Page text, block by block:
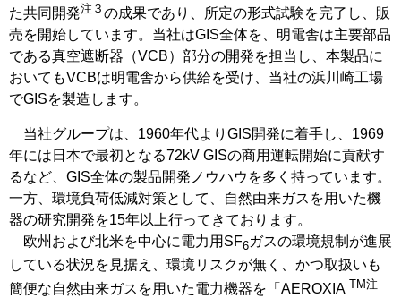
た共同開発注３ の成果であり、所定の形式試験を完了し、販
売を開始しています。当社はGIS全体を、明電舎は主要部品
である真空遮断器（VCB）部分の開発を担当し、本製品に
おいてもVCBは明電舎から供給を受け、当社の浜川崎工場
でGISを製造します。
当社グループは、1960年代よりGIS開発に着手し、1969
年には日本で最初となる72kV GISの商用運転開始に貢献す
るなど、GIS全体の製品開発ノウハウを多く持っています。
一方、環境負荷低減対策として、自然由来ガスを用いた機
器の研究開発を15年以上行ってきております。
欧州および北米を中心に電力用SF6ガスの環境規制が進展
している状況を見据え、環境リスクが無く、かつ取扱いも
簡便な自然由来ガスを用いた電力機器を「AEROXIA TM注